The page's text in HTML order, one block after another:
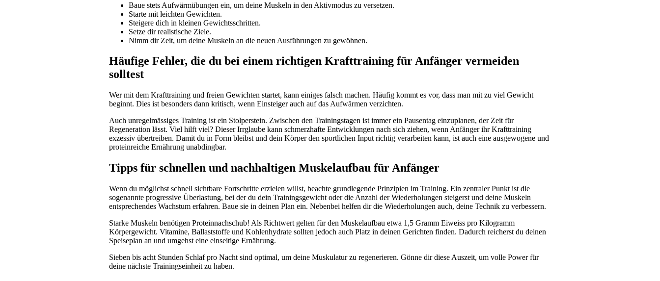
Baue stets Aufwärmübungen ein, um deine Muskeln in den Aktivmodus zu versetzen.
Starte mit leichten Gewichten.
Steigere dich in kleinen Gewichtsschritten.
Setze dir realistische Ziele.
Nimm dir Zeit, um deine Muskeln an die neuen Ausführungen zu gewöhnen.
Häufige Fehler, die du bei einem richtigen Krafttraining für Anfänger vermeiden
solltest
Wer mit dem Krafttraining und freien Gewichten startet, kann einiges falsch machen. Häufig kommt es vor, dass man mit zu viel Gewicht
beginnt. Dies ist besonders dann kritisch, wenn Einsteiger auch auf das Aufwärmen verzichten.
Auch unregelmässiges Training ist ein Stolperstein. Zwischen den Trainingstagen ist immer ein Pausentag einzuplanen, der Zeit für
Regeneration lässt. Viel hilft viel? Dieser Irrglaube kann schmerzhafte Entwicklungen nach sich ziehen, wenn Anfänger ihr Krafttraining
exzessiv übertreiben. Damit du in Form bleibst und dein Körper den sportlichen Input richtig verarbeiten kann, ist auch eine ausgewogene und
proteinreiche Ernährung unabdingbar.
Tipps für schnellen und nachhaltigen Muskelaufbau für Anfänger
Wenn du möglichst schnell sichtbare Fortschritte erzielen willst, beachte grundlegende Prinzipien im Training. Ein zentraler Punkt ist die
sogenannte progressive Überlastung, bei der du dein Trainingsgewicht oder die Anzahl der Wiederholungen steigerst und deine Muskeln
entsprechendes Wachstum erfahren. Baue sie in deinen Plan ein. Nebenbei helfen dir die Wiederholungen auch, deine Technik zu verbessern.
Starke Muskeln benötigen Proteinnachschub! Als Richtwert gelten für den Muskelaufbau etwa 1,5 Gramm Eiweiss pro Kilogramm
Körpergewicht. Vitamine, Ballaststoffe und Kohlenhydrate sollten jedoch auch Platz in deinen Gerichten finden. Dadurch reicherst du deinen
Speiseplan an und umgehst eine einseitige Ernährung.
Sieben bis acht Stunden Schlaf pro Nacht sind optimal, um deine Muskulatur zu regenerieren. Gönne dir diese Auszeit, um volle Power für
deine nächste Trainingseinheit zu haben.